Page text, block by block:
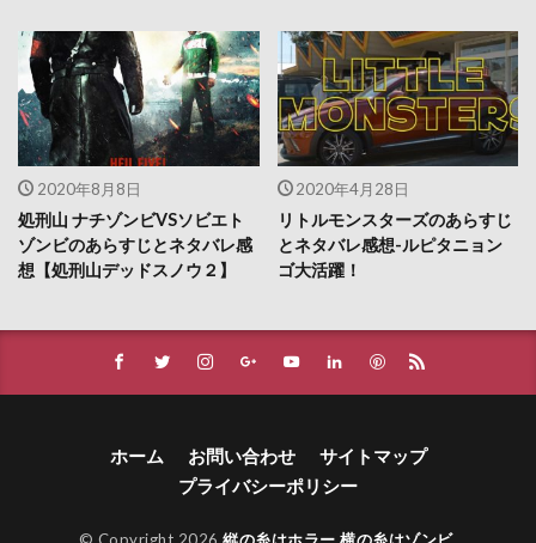
2020年8月8日
処刑山 ナチゾンビVSソビエト
ゾンビのあらすじとネタバレ感
想【処刑山デッドスノウ２】
2020年4月28日
リトルモンスターズのあらすじ
とネタバレ感想-ルピタニョン
ゴ大活躍！
ホーム お問い合わせ
サイトマップ
プライバシーポリシー